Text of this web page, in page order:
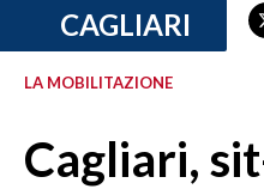
CRONACA SARDEGNA
MEDIO CAMPIDANO
CAGLIARI
LA MOBILITAZIONE
Cagliari,